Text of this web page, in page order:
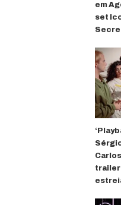
em
set
trailer